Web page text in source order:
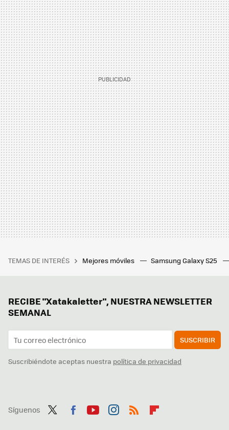
TEMAS DE INTERÉS Mejores móviles Samsung Galaxy S25
RECIBE "Xatakaletter", NUESTRA NEWSLETTER
SEMANAL
SUSCRIBIR
Suscribiéndote aceptas nuestra política de privacidad
Síguenos